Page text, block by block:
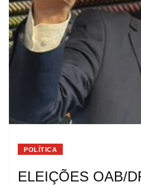
POLÍTICA
ELEIÇÕES OAB/